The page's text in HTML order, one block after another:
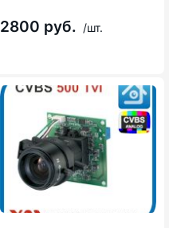
2800 руб. /шт.